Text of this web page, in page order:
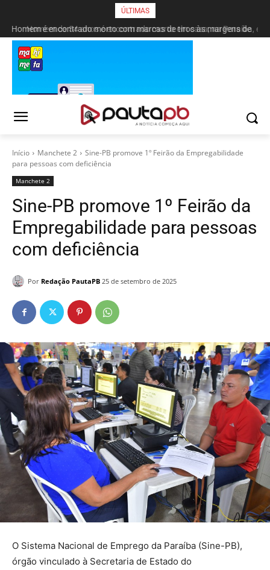
ÚLTIMAS
Homem é encontrado morto com marcas de tiros às margens de
rodovia em Campina Grande
Homem de 54 anos é encontrado morto em casa, na Paraíba, e
companheira é apontada como suspeita
Início Manchete 2
Sine-PB promove 1º Feirão da Empregabilidade
para pessoas com deficiência
Manchete 2
Sine-PB promove 1º Feirão da
Empregabilidade para pessoas
com deficiência
Por Redação PautaPB 25 de setembro de 2025
O Sistema Nacional de Emprego da Paraíba (Sine-PB),
órgão vinculado à Secretaria de Estado do